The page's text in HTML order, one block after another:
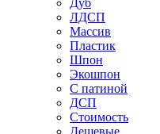
Дуб
ЛДСП
Массив
Пластик
Шпон
Экошпон
С патиной
ДСП
Стоимость
Дешевые